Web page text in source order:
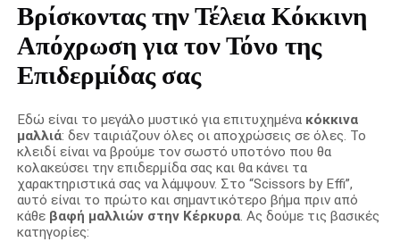
Βρίσκοντας την Τέλεια Κόκκινη
Απόχρωση για τον Τόνο της
Επιδερμίδας σας
Εδώ είναι το μεγάλο μυστικό για επιτυχημένα κόκκινα
μαλλιά: δεν ταιριάζουν όλες οι αποχρώσεις σε όλες. Το
κλειδί είναι να βρούμε τον σωστό υποτόνο που θα
κολακεύσει την επιδερμίδα σας και θα κάνει τα
χαρακτηριστικά σας να λάμψουν. Στο “Scissors by Effi”,
αυτό είναι το πρώτο και σημαντικότερο βήμα πριν από
κάθε βαφή μαλλιών στην Κέρκυρα. Ας δούμε τις βασικές
κατηγορίες: